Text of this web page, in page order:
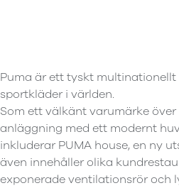
Puma är ett tyskt
sportkläder i världen.
Som ett välkänt varumärke
anläggning med ett modernt
inkluderar PUMA house, en ny
även innehåller olika
exponerade ventilationsrör och